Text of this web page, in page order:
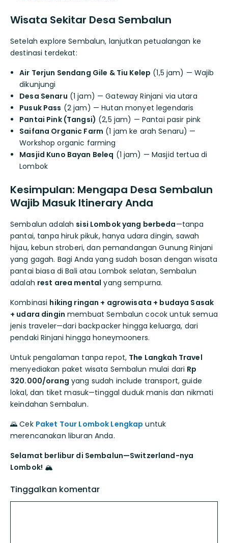
Wisata Sekitar Desa Sembalun
Setelah explore Sembalun, lanjutkan petualangan ke
destinasi terdekat:
Air Terjun Sendang Gile & Tiu Kelep (1,5 jam) — Wajib
dikunjungi
Desa Senaru (1 jam) — Gateway Rinjani via utara
Pusuk Pass (2 jam) — Hutan monyet legendaris
Pantai Pink (Tangsi) (2,5 jam) — Pantai pasir pink
Saifana Organic Farm (1 jam ke arah Senaru) —
Workshop organic farming
Masjid Kuno Bayan Beleq (1 jam) — Masjid tertua di
Lombok
Kesimpulan: Mengapa Desa Sembalun
Wajib Masuk Itinerary Anda
Sembalun adalah sisi Lombok yang berbeda—tanpa
pantai, tanpa hiruk pikuk, hanya udara dingin, sawah
hijau, kebun stroberi, dan pemandangan Gunung Rinjani
yang gagah. Bagi Anda yang sudah bosan dengan wisata
pantai biasa di Bali atau Lombok selatan, Sembalun
adalah rest area mental yang sempurna.
Kombinasi hiking ringan + agrowisata + budaya Sasak
+ udara dingin membuat Sembalun cocok untuk semua
jenis traveler—dari backpacker hingga keluarga, dari
pendaki Rinjani hingga honeymooners.
Untuk pengalaman tanpa repot, The Langkah Travel
menyediakan paket wisata Sembalun mulai dari Rp
320.000/orang yang sudah include transport, guide
lokal, dan tiket masuk—tinggal duduk manis dan nikmati
keindahan Sembalun.
🌄 Cek Paket Tour Lombok Lengkap untuk
merencanakan liburan Anda.
Selamat berlibur di Sembalun—Switzerland-nya
Lombok! 🏔️
Tinggalkan komentar